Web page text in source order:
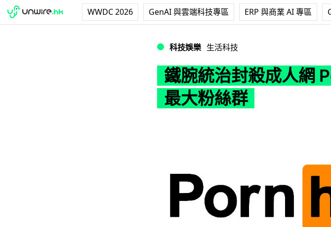
WWDC 2026 GenAI 與雲端科技專區 ERP 與商業 AI 專區
科技娛樂 生活科技
鐵腕統治封殺成人網
最大粉絲群